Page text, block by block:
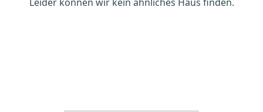
Leider können wir kein ähnliches Haus finden.